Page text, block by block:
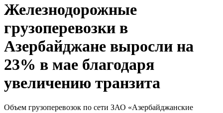
Железнодорожные
грузоперевозки в
Азербайджане выросли на
23% в мае благодаря
увеличению транзита
Объем грузоперевозок по сети ЗАО «Азербайджанские